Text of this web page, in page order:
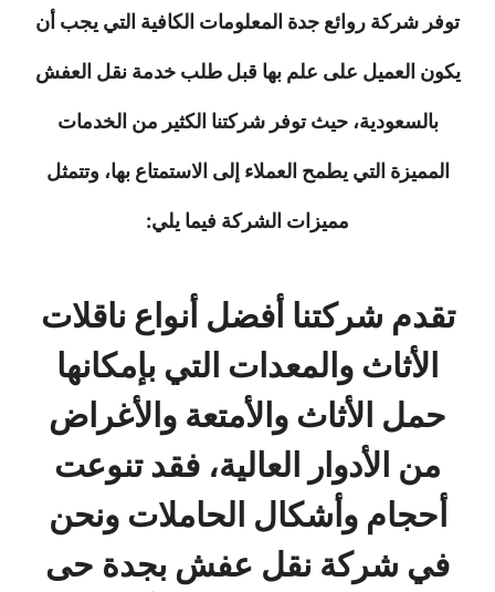
توفر شركة روائع جدة المعلومات الكافية التي يجب أن
يكون العميل على علم بها قبل طلب خدمة نقل العفش
بالسعودية، حيث توفر شركتنا الكثير من الخدمات
المميزة التي يطمح العملاء إلى الاستمتاع بها، وتتمثل
مميزات الشركة فيما يلي:
تقدم شركتنا أفضل أنواع ناقلات
الأثاث والمعدات التي بإمكانها
حمل الأثاث والأمتعة والأغراض
من الأدوار العالية، فقد تنوعت
أحجام وأشكال الحاملات ونحن
في شركة نقل عفش بجدة حى